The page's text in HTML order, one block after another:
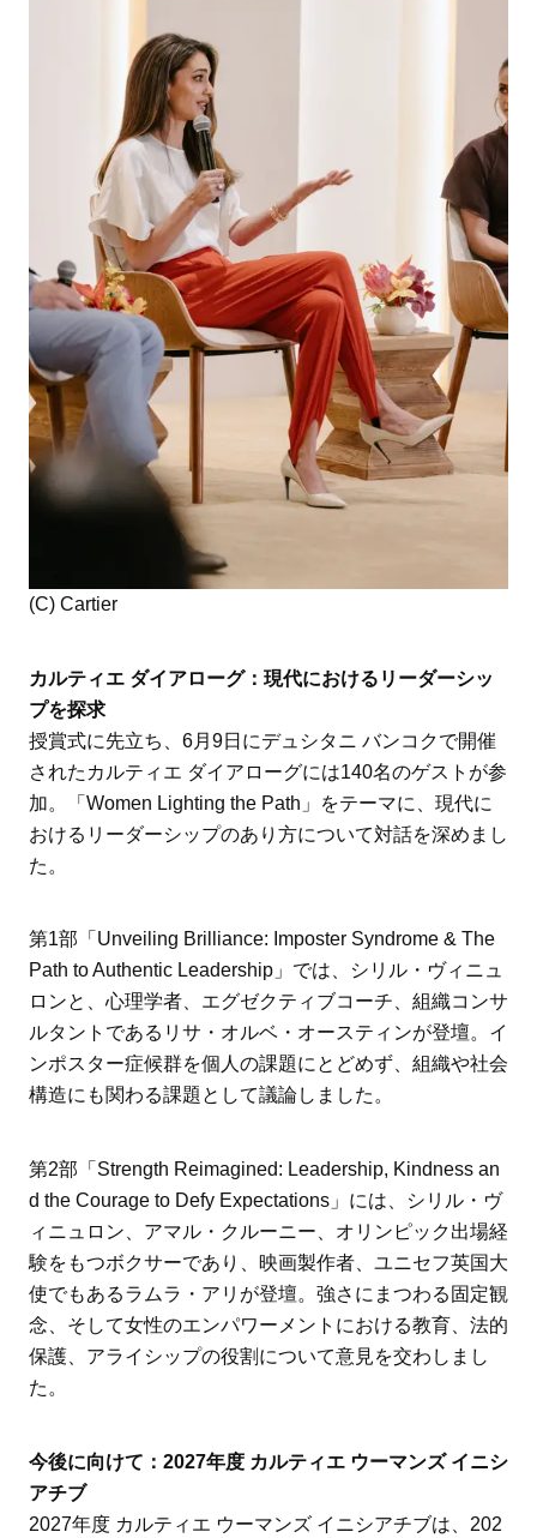
(C) Cartier
カルティエ ダイアローグ：現代におけるリーダーシッ
プを探求
授賞式に先立ち、6月9日にデュシタニ バンコクで開催
されたカルティエ ダイアローグには140名のゲストが参
加。「Women Lighting the Path」をテーマに、現代に
おけるリーダーシップのあり方について対話を深めまし
た。
第1部「Unveiling Brilliance: Imposter Syndrome & The
Path to Authentic Leadership」では、シリル・ヴィニュ
ロンと、心理学者、エグゼクティブコーチ、組織コンサ
ルタントであるリサ・オルベ・オースティンが登壇。イ
ンポスター症候群を個人の課題にとどめず、組織や社会
構造にも関わる課題として議論しました。
第2部「Strength Reimagined: Leadership, Kindness an
d the Courage to Defy Expectations」には、シリル・ヴ
ィニュロン、アマル・クルーニー、オリンピック出場経
験をもつボクサーであり、映画製作者、ユニセフ英国大
使でもあるラムラ・アリが登壇。強さにまつわる固定観
念、そして女性のエンパワーメントにおける教育、法的
保護、アライシップの役割について意見を交わしまし
た。
今後に向けて：2027年度 カルティエ ウーマンズ イニシ
アチブ
2027年度 カルティエ ウーマンズ イニシアチブは、202